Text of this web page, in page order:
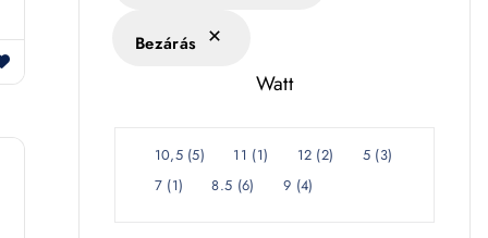
k
Bezárás
Watt
W10,5 (5) 11 (1) 12 (2) 5 (3)
7 (1) 8.5 (6) 9 (4)